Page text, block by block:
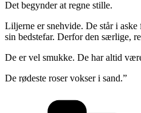
Det begynder at regne stille.
Liljerne er snehvide. De står i
sin bedstefar. Derfor den særlige,
De er vel smukke. De har altid
De rødeste roser vokser i sand.”